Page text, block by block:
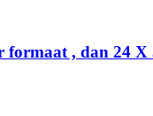
formaat , dan 24 X